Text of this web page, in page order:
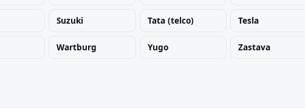
Suzuki Tata (telco) Tesla
Wartburg Yugo Zastava